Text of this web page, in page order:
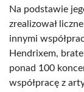
Na podstawie
zrealizował
innymi
Hendrixem,
ponad 100
współpracę z